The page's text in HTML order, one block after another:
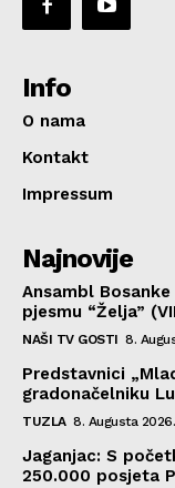
Info
O nama
Kontakt
Impressum
Najnovije
Ansambl
pjesmu “Želja”
NAŠI TV GOSTI 8.
Predstavnici
gradonačelniku
TUZLA 8. Augusta 2026.
Jaganjac: S
250.000 posjeta